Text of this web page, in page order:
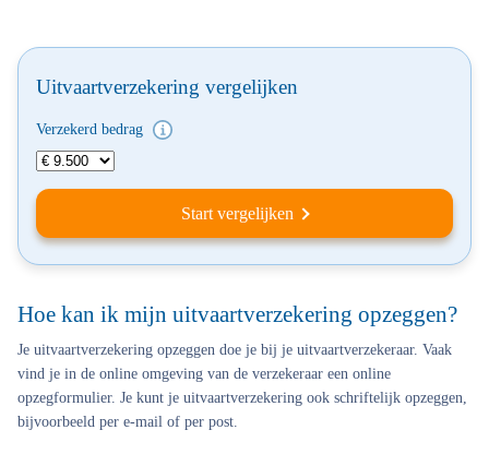
Uitvaartverzekering vergelijken
Verzekerd bedrag
Start vergelijken
Hoe kan ik mijn uitvaartverzekering opzeggen?
Je uitvaartverzekering opzeggen doe je bij je uitvaartverzekeraar. Vaak
vind je in de online omgeving van de verzekeraar een online
opzegformulier. Je kunt je uitvaartverzekering ook schriftelijk opzeggen,
bijvoorbeeld per e-mail of per post.